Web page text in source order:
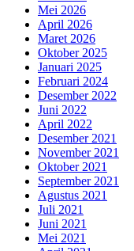
Mei 2026
April 2026
Maret 2026
Oktober 2025
Januari 2025
Februari 2024
Desember 2022
Juni 2022
April 2022
Desember 2021
November 2021
Oktober 2021
September 2021
Agustus 2021
Juli 2021
Juni 2021
Mei 2021